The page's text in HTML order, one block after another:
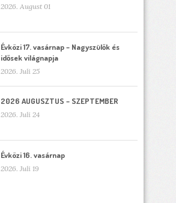
2026. August 01
Évközi 17. vasárnap – Nagyszülők és
idősek világnapja
2026. Juli 25
2026 AUGUSZTUS – SZEPTEMBER
2026. Juli 24
Évközi 16. vasárnap
2026. Juli 19